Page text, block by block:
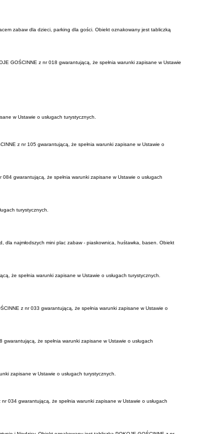
zabaw dla dzieci, parking dla gości. Obiekt oznakowany jest tabliczką
GOŚCINNE z nr 018 gwarantującą, że spełnia warunki zapisane w Ustawie
w Ustawie o usługach turystycznych.
z nr 105 gwarantującą, że spełnia warunki zapisane w Ustawie o
gwarantującą, że spełnia warunki zapisane w Ustawie o usługach
turystycznych.
dla najmłodszych mini plac zabaw - piaskownica, huśtawka, basen. Obiekt
że spełnia warunki zapisane w Ustawie o usługach turystycznych.
z nr 033 gwarantującą, że spełnia warunki zapisane w Ustawie o
że spełnia warunki zapisane w Ustawie o usługach
zapisane w Ustawie o usługach turystycznych.
034 gwarantującą, że spełnia warunki zapisane w Ustawie o usługach